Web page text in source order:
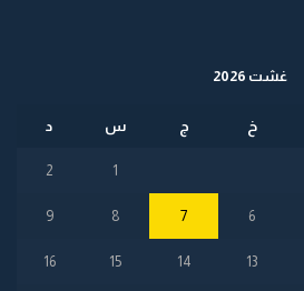
غشت 2026
خ ج س د
1
2
6
7
8
9
13
14
15
16